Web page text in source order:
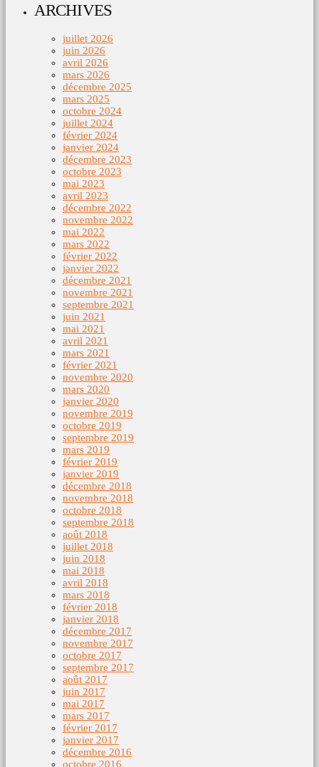
ARCHIVES
juillet 2026
juin 2026
avril 2026
mars 2026
décembre 2025
mars 2025
octobre 2024
juillet 2024
février 2024
janvier 2024
décembre 2023
octobre 2023
mai 2023
avril 2023
décembre 2022
novembre 2022
mai 2022
mars 2022
février 2022
janvier 2022
décembre 2021
novembre 2021
septembre 2021
juin 2021
mai 2021
avril 2021
mars 2021
février 2021
novembre 2020
mars 2020
janvier 2020
novembre 2019
octobre 2019
septembre 2019
mars 2019
février 2019
janvier 2019
décembre 2018
novembre 2018
octobre 2018
septembre 2018
août 2018
juillet 2018
juin 2018
mai 2018
avril 2018
mars 2018
février 2018
janvier 2018
décembre 2017
novembre 2017
octobre 2017
septembre 2017
août 2017
juin 2017
mai 2017
mars 2017
février 2017
janvier 2017
décembre 2016
octobre 2016